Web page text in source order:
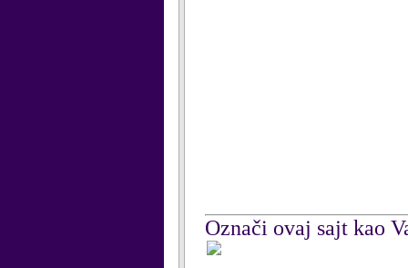
Označi ovaj sajt kao